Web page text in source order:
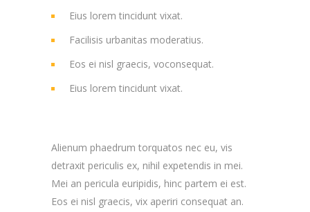
Eius lorem tincidunt vixat.
Facilisis urbanitas moderatius.
Eos ei nisl graecis, voconsequat.
Eius lorem tincidunt vixat.
Alienum phaedrum torquatos nec eu, vis
detraxit periculis ex, nihil expetendis in mei.
Mei an pericula euripidis, hinc partem ei est.
Eos ei nisl graecis, vix aperiri consequat an.